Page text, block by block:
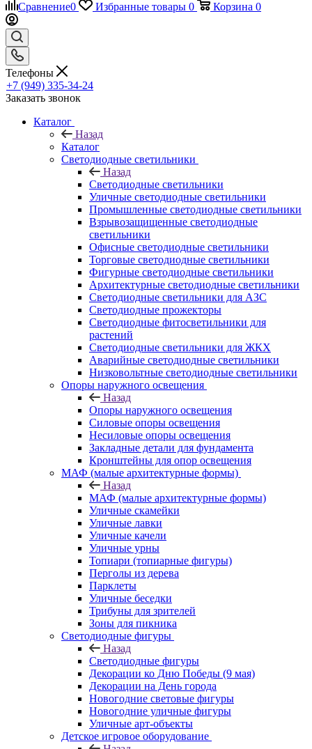
Сравнение0 Избранные товары 0 Корзина 0
Телефоны
+7 (949) 335-34-24
Заказать звонок
Каталог
Назад
Каталог
Светодиодные светильники
Назад
Светодиодные светильники
Уличные светодиодные светильники
Промышленные светодиодные светильники
Взрывозащищенные светодиодные
светильники
Офисные светодиодные светильники
Торговые светодиодные светильники
Фигурные светодиодные светильники
Архитектурные светодиодные светильники
Светодиодные светильники для АЗС
Светодиодные прожекторы
Светодиодные фитосветильники для
растений
Светодиодные светильники для ЖКХ
Аварийные светодиодные светильники
Низковольтные светодиодные светильники
Опоры наружного освещения
Назад
Опоры наружного освещения
Силовые опоры освещения
Несиловые опоры освещения
Закладные детали для фундамента
Кронштейны для опор освещения
МАФ (малые архитектурные формы)
Назад
МАФ (малые архитектурные формы)
Уличные скамейки
Уличные лавки
Уличные качели
Уличные урны
Топиари (топиарные фигуры)
Перголы из дерева
Парклеты
Уличные беседки
Трибуны для зрителей
Зоны для пикника
Светодиодные фигуры
Назад
Светодиодные фигуры
Декорации ко Дню Победы (9 мая)
Декорации на День города
Новогодние световые фигуры
Новогодние уличные фигуры
Уличные арт-объекты
Детское игровое оборудование